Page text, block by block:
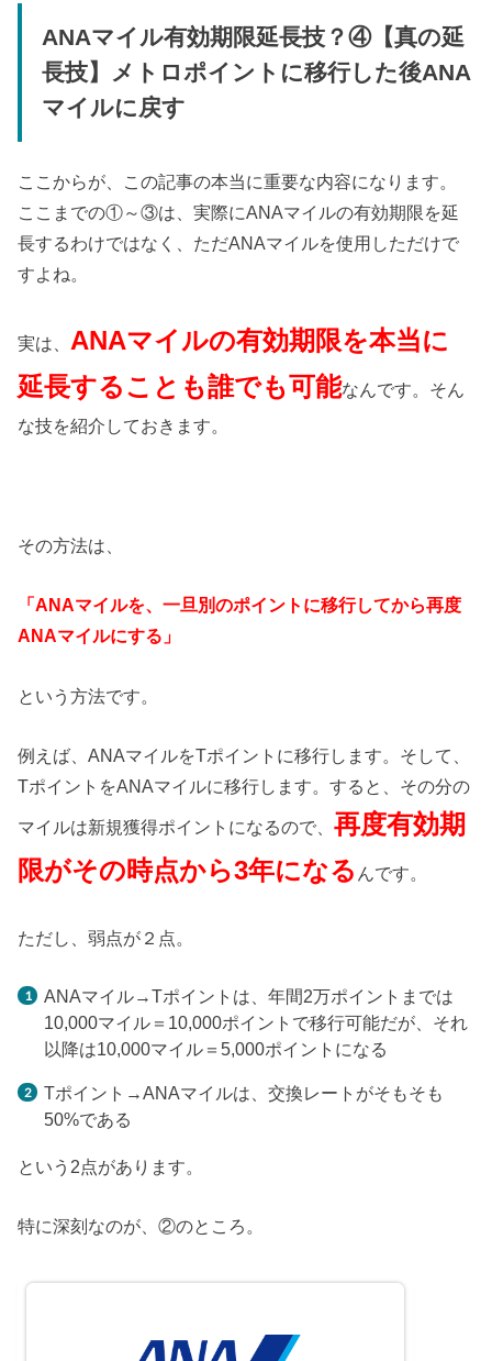
ANAマイル有効期限延長技？④【真の延
長技】メトロポイントに移行した後ANA
マイルに戻す
ここからが、この記事の本当に重要な内容になります。
ここまでの①～③は、実際にANAマイルの有効期限を延
長するわけではなく、ただANAマイルを使用しただけで
すよね。
実は、 ANAマイルの有効期限を本当に
延長することも誰でも可能なんです。そん
な技を紹介しておきます。
その方法は、
「ANAマイルを、一旦別のポイントに移行してから再度
ANAマイルにする」
という方法です。
例えば、ANAマイルをTポイントに移行します。そして、
TポイントをANAマイルに移行します。すると、その分の
マイルは新規獲得ポイントになるので、再度有効期
限がその時点から3年になる んです。
ただし、弱点が２点。
ANAマイル→Tポイントは、年間2万ポイントまでは
10,000マイル＝10,000ポイントで移行可能だが、それ
以降は10,000マイル＝5,000ポイントになる
Tポイント→ANAマイルは、交換レートがそもそも
50%である
という2点があります。
特に深刻なのが、②のところ。